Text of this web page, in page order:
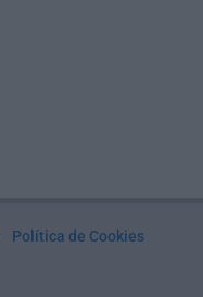
Política de Cookies